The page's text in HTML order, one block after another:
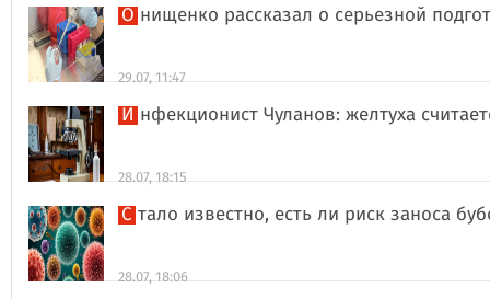
Онищенко рассказал о серьезной
29.07, 11:47
Инфекционист Чуланов: желтуха
28.07, 18:15
Стало известно, есть ли риск заноса
28.07, 18:06